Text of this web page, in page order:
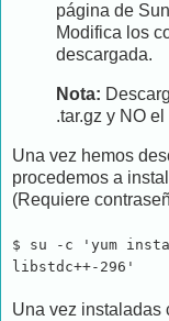
página de
Modifica los
descargada.
Nota:
.tar.gz y NO el
Una vez hemos
procedemos a
(Requiere
$ su -c 'yum
libstdc++-296'
Una vez instaladas